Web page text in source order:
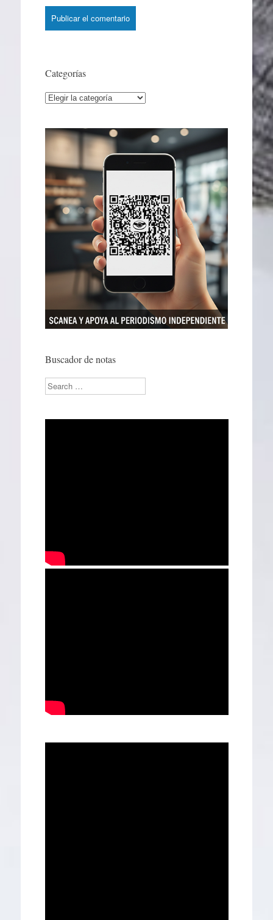
Categorías
Categorías
Buscador de notas
Search